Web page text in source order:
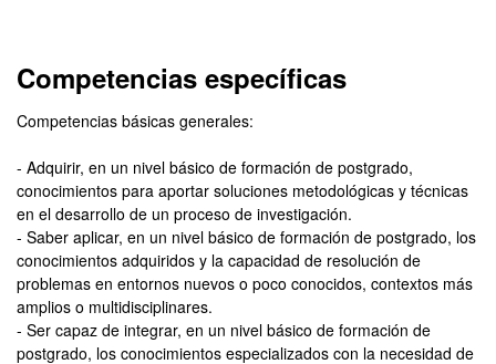
Competencias específicas
Competencias básicas generales:
- Adquirir, en un nivel básico de formación de postgrado,
conocimientos para aportar soluciones metodológicas y técnicas
en el desarrollo de un proceso de investigación.
- Saber aplicar, en un nivel básico de formación de postgrado, los
conocimientos adquiridos y la capacidad de resolución de
problemas en entornos nuevos o poco conocidos, contextos más
amplios o multidisciplinares.
- Ser capaz de integrar, en un nivel básico de formación de
postgrado, los conocimientos especializados con la necesidad de